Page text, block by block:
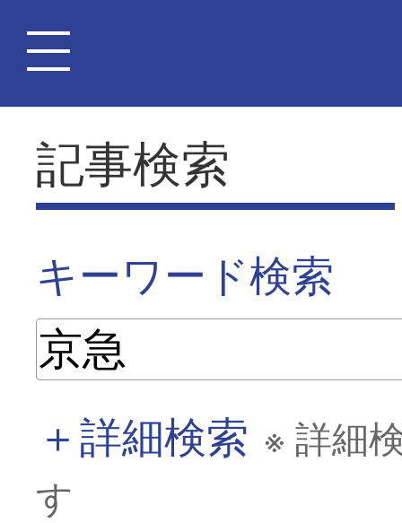
記事検索
キーワード検索
＋詳細検索 ※ 詳細
す